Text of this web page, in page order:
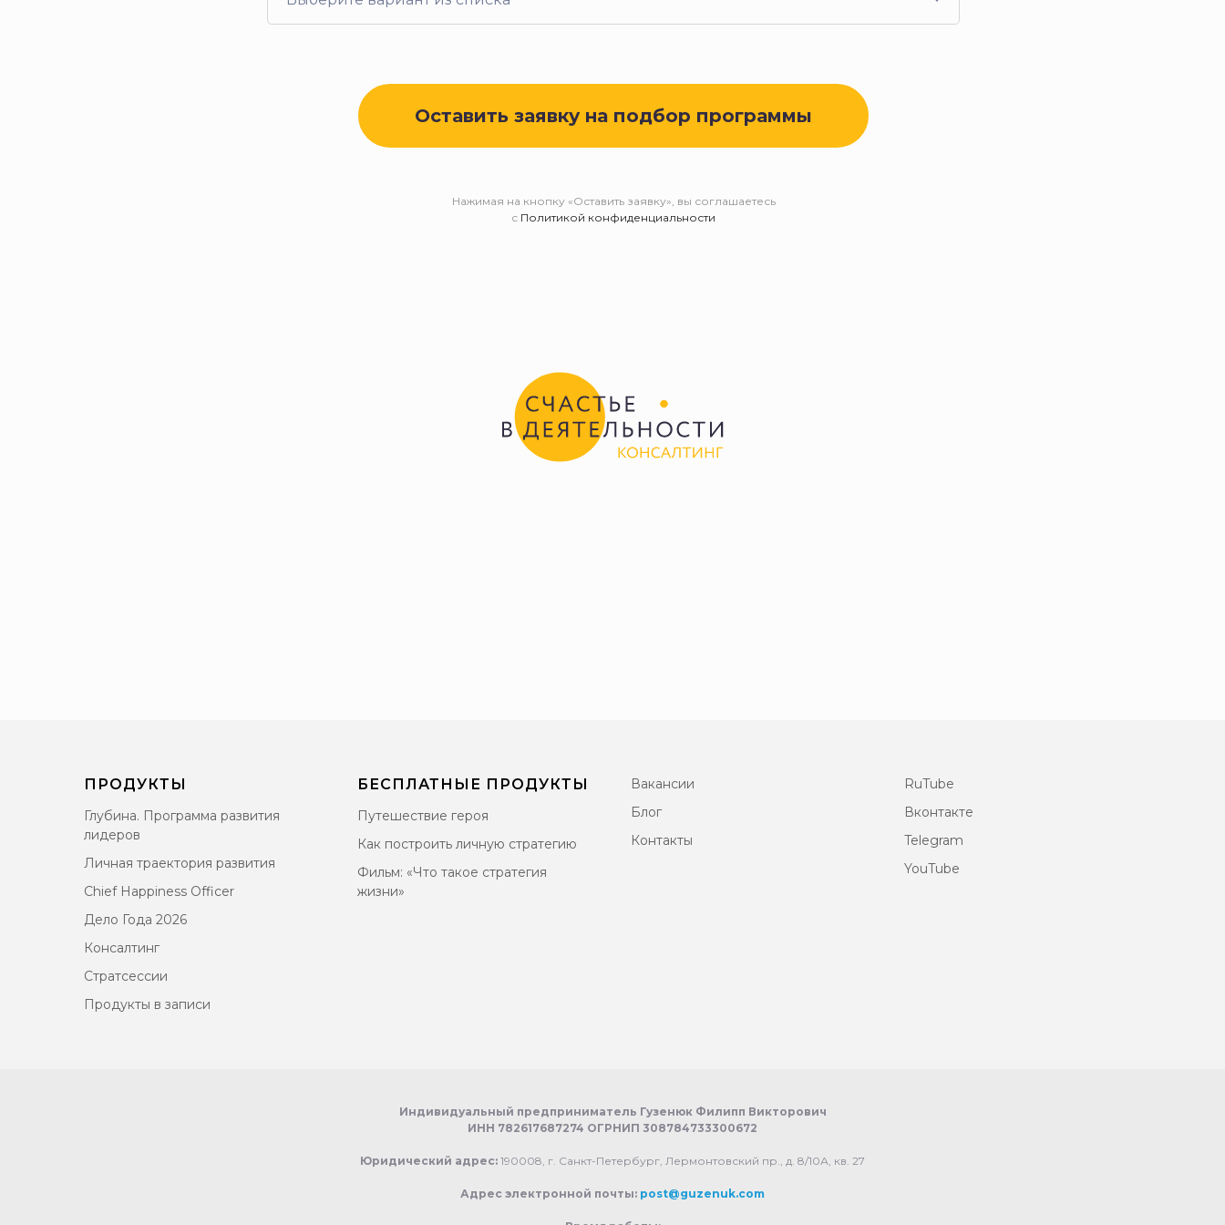
Оставить заявку на подбор программы
Нажимая на кнопку «Оставить заявку», вы соглашаетесь
с Политикой конфиденциальности
ПРОДУКТЫ
Глубина. Программа развития
лидеров
Личная траектория развития
Chief Happiness Officer
Дело Года 2026
Консалтинг
Стратсессии
Продукты в записи
БЕСПЛАТНЫЕ ПРОДУКТЫ
Путешествие героя
Как построить личную стратегию
Фильм: «Что такое стратегия
жизни»
Вакансии
Блог
Контакты
RuTube
Вконтакте
Telegram
YouTube
Индивидуальный предприниматель Гузенюк Филипп Викторович
ИНН 782617687274 ОГРНИП 308784733300672
Юридический адрес: 190008, г. Санкт-Петербург, Лермонтовский пр., д. 8/10А, кв. 27
Адрес электронной почты: post@guzenuk.com